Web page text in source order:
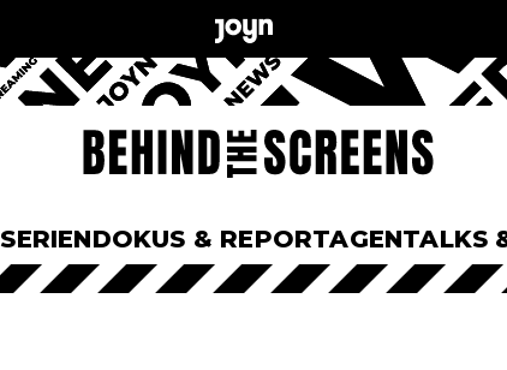
SERIENDOKUS & REPORTAGENTALKS